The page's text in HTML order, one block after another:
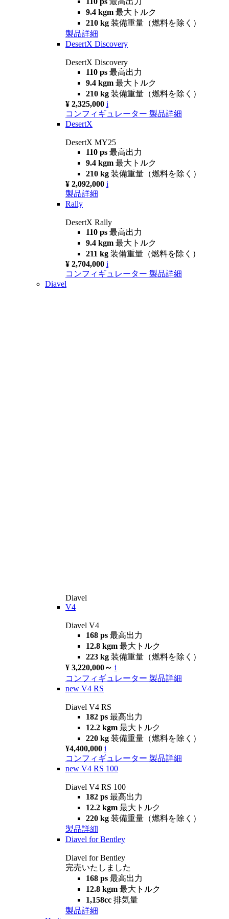
9.4 kgm 最大トルク
210 kg 装備重量（燃料を除く）
製品詳細
DesertX Discovery
DesertX Discovery
110 ps 最高出力
9.4 kgm 最大トルク
210 kg 装備重量（燃料を除く）
¥ 2,325,000 i
コンフィギュレーター 製品詳細
DesertX
DesertX MY25
110 ps 最高出力
9.4 kgm 最大トルク
210 kg 装備重量（燃料を除く）
¥ 2,092,000 i
製品詳細
Rally
DesertX Rally
110 ps 最高出力
9.4 kgm 最大トルク
211 kg 装備重量（燃料を除く）
¥ 2,704,000 i
コンフィギュレーター 製品詳細
Diavel
Diavel
V4
Diavel V4
168 ps 最高出力
12.8 kgm 最大トルク
223 kg 装備重量（燃料を除く）
¥ 3,220,000～ i
コンフィギュレーター 製品詳細
new V4 RS
Diavel V4 RS
182 ps 最高出力
12.2 kgm 最大トルク
220 kg 装備重量（燃料を除く）
¥4,400,000 i
コンフィギュレーター 製品詳細
new V4 RS 100
Diavel V4 RS 100
182 ps 最高出力
12.2 kgm 最大トルク
220 kg 装備重量（燃料を除く）
製品詳細
Diavel for Bentley
Diavel for Bentley
完売いたしました
168 ps 最高出力
12.8 kgm 最大トルク
1,158cc 排気量
製品詳細